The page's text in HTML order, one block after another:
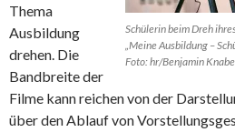
Schülerin beim Dreh
„Meine Ausbildung –
Foto: hr/Benjamin Knabe
Thema
Ausbildung
drehen. Die
Bandbreite der
Filme kann reichen von der
über den Ablauf von